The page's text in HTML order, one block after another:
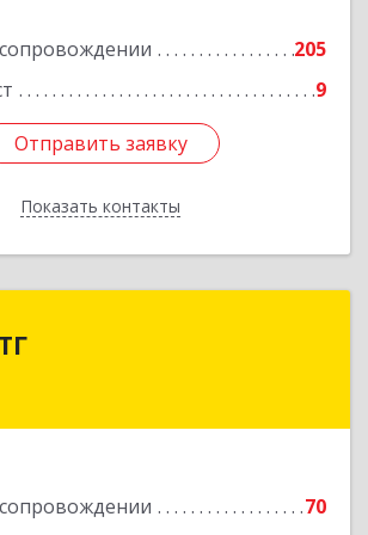
205
9
Отправить заявку
Показать контакты
Отправить заявку
Назад
70
г, вн.тер.г. муниципальный
Подробнее